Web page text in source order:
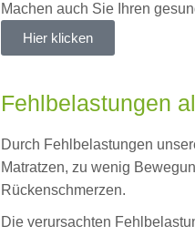
Machen auch Sie Ihren
Hier klicken
Fehlbelastungen
Durch Fehlbelastungen
Matratzen, zu wenig
Rückenschmerzen.
Die verursachten